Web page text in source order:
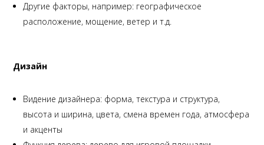
Другие факторы, например: географическое
расположение, мощение, ветер и т.д.
Дизайн
Видение дизайнера: форма, текстура и структура,
высота и ширина, цвета, смена времен года, атмосфера
и акценты